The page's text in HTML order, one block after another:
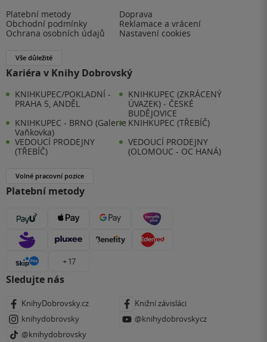
Platební metody
Doprava
Obchodní podmínky
Reklamace a vrácení
Ochrana osobních údajů
Nastavení cookies
Vše důležité
Kariéra v Knihy Dobrovský
KNIHKUPEC/POKLADNÍ -
PRAHA 5, ANDĚL
KNIHKUPEC (ZKRÁCENÝ
ÚVAZEK) - ČESKÉ
BUDĚJOVICE
KNIHKUPEC - BRNO (Galerie
Vaňkovka)
KNIHKUPEC (TŘEBÍČ)
VEDOUCÍ PRODEJNY
(TŘEBÍČ)
VEDOUCÍ PRODEJNY
(OLOMOUC - OC HANÁ)
Volné pracovní pozice
Platební metody
+ 17
Sledujte nás
KnihyDobrovsky.cz
Knižní závisláci
knihydobrovsky
@knihydobrovskycz
@knihydobrovsky